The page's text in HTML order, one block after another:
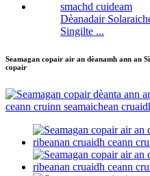
Dèanadair
Singilte ...
Seamagan copair air an dèanamh ann an
copair